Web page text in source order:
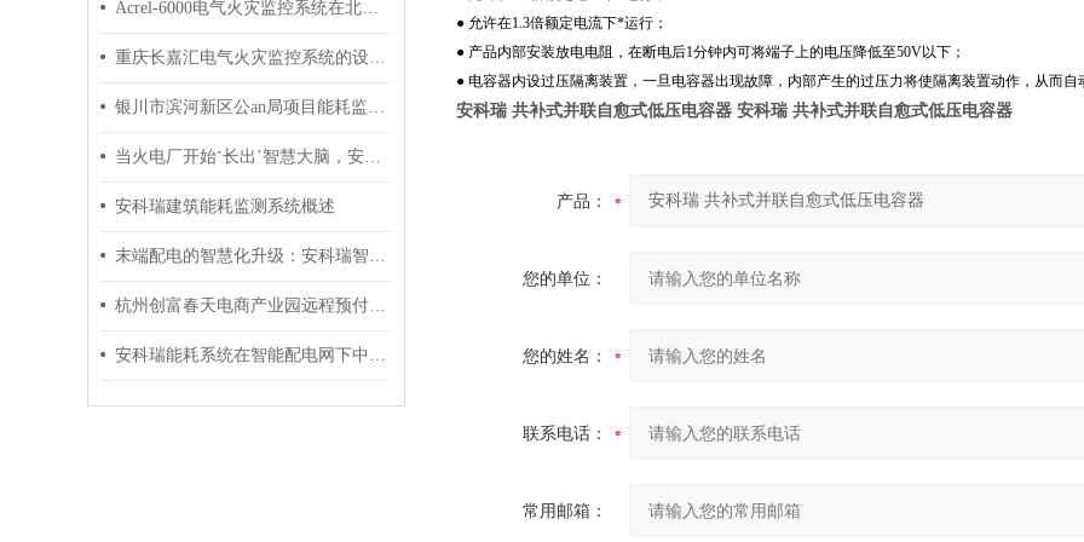
安科瑞建筑能耗监测系统概述
● 允许在1.3倍额定电流下*运行；
● 产品内部安装放电电阻，在断电后1分钟内可将端子上的电压降低至50V以下；
● 电容器内设过压隔离装置，一旦电容器出现故障，内部产生的过压力将使隔离装置动作，从而自
安科瑞 共补式并联自愈式低压电容器 安科瑞 共补式并联自愈式低压电容器
产品：
您的单位：
您的姓名：
联系电话：
常用邮箱：